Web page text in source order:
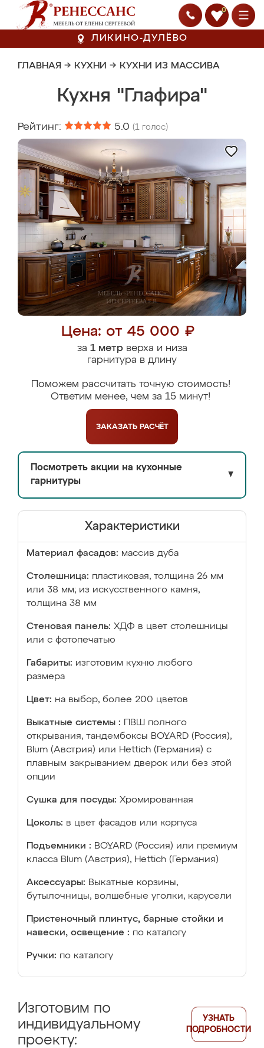
0
ЛИКИНО-ДУЛЁВО
ГЛАВНАЯ → КУХНИ → КУХНИ ИЗ МАССИВА
Кухня "Глафира"
Рейтинг: 5.0 (1 голос)
Цена: от 45 000 ₽
за 1 метрверха и низа
гарнитура в длину
Поможем рассчитать точную стоимость!
Ответим менее, чем за 15 минут!
ЗАКАЗАТЬ РАСЧЁТ
Посмотреть акции на кухонные
гарнитуры
▼
Характеристики
Материал фасадов: массив дуба
Столешница: пластиковая, толщина 26 мм
или 38 мм; из искусственного камня,
толщина 38 мм
Стеновая панель: ХДФ в цвет столешницы
или с фотопечатью
Габариты: изготовим кухню любого
размера
Цвет: на выбор, более 200 цветов
Выкатные системы :
ПВШ полного
открывания, тандембоксы BOYARD (Россия),
Blum (Австрия) или Hettich (Германия) с
плавным закрыванием дверок или без этой
опции
Сушка для посуды: Хромированная
Цоколь: в цвет фасадов или корпуса
Подъемники : BOYARD (Россия) или премиум
класса Blum (Австрия), Hettich (Германия)
Аксессуары: Выкатные корзины,
бутылочницы, волшебные уголки, карусели
Пристеночный плинтус, барные стойки и
навески, освещение : по каталогу
Ручки: по каталогу
Изготовим по
индивидуальному
проекту:
УЗНАТЬ
ПОДРОБНОСТИ